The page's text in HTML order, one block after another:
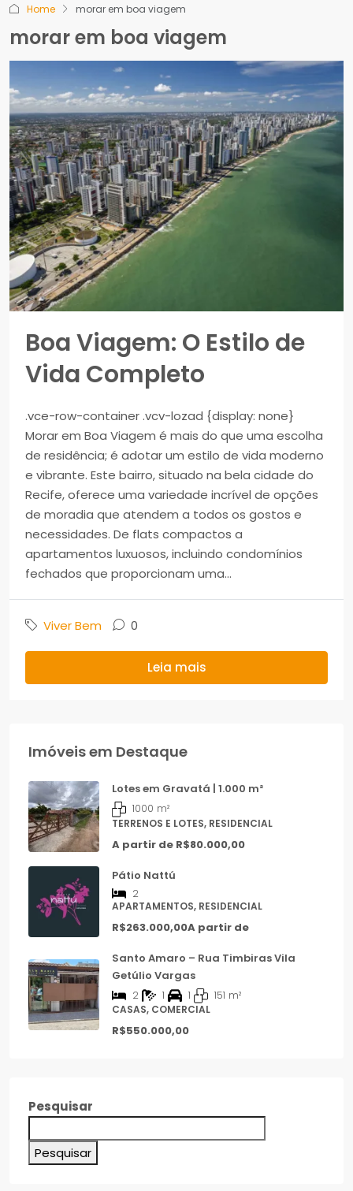
Home morar em boa viagem
morar em boa viagem
Boa Viagem: O Estilo de
Vida Completo
.vce-row-container .vcv-lozad {display: none}
Morar em Boa Viagem é mais do que uma escolha
de residência; é adotar um estilo de vida moderno
e vibrante. Este bairro, situado na bela cidade do
Recife, oferece uma variedade incrível de opções
de moradia que atendem a todos os gostos e
necessidades. De flats compactos a
apartamentos luxuosos, incluindo condomínios
fechados que proporcionam uma...
Viver Bem 0
Leia mais
Imóveis em Destaque
Lotes em Gravatá | 1.000 m²
1000 m²
TERRENOS E LOTES, RESIDENCIAL
A partir de R$80.000,00
Pátio Nattú
2
APARTAMENTOS, RESIDENCIAL
R$263.000,00A partir de
Santo Amaro – Rua Timbiras Vila
Getúlio Vargas
2 1 1 151 m²
CASAS, COMERCIAL
R$550.000,00
Pesquisar
Pesquisar